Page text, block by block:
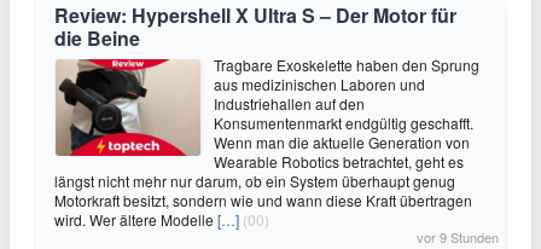
Review: Hypershell X Ultra S – Der Motor für
die Beine
Tragbare Exoskelette haben den Sprung
aus medizinischen Laboren und
Industriehallen auf den
Konsumentenmarkt endgültig geschafft.
Wenn man die aktuelle Generation von
Wearable Robotics betrachtet, geht es
längst nicht mehr nur darum, ob ein System überhaupt genug
Motorkraft besitzt, sondern wie und wann diese Kraft übertragen
wird. Wer ältere Modelle […] (00)
vor 9 Stunden